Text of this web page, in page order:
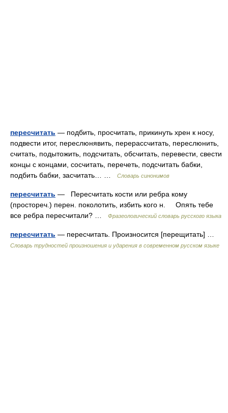
пересчитать — подбить, просчитать, прикинуть хрен к носу,
подвести итог, переслюнявить, перерассчитать, переслюнить,
считать, подытожить, подсчитать, обсчитать, перевести, свести
концы с концами, сосчитать, перечеть, подсчитать бабки,
подбить бабки, засчитать… …
Словарь синонимов
пересчитать — Пересчитать кости или ребра кому
(простореч.) перен. поколотить, избить кого н. Опять тебе
все ребра пересчитали? …
Фразеологический словарь русского языка
пересчитать — пересчитать. Произносится [перещитать] …
Словарь трудностей произношения и ударения в современном русском языке